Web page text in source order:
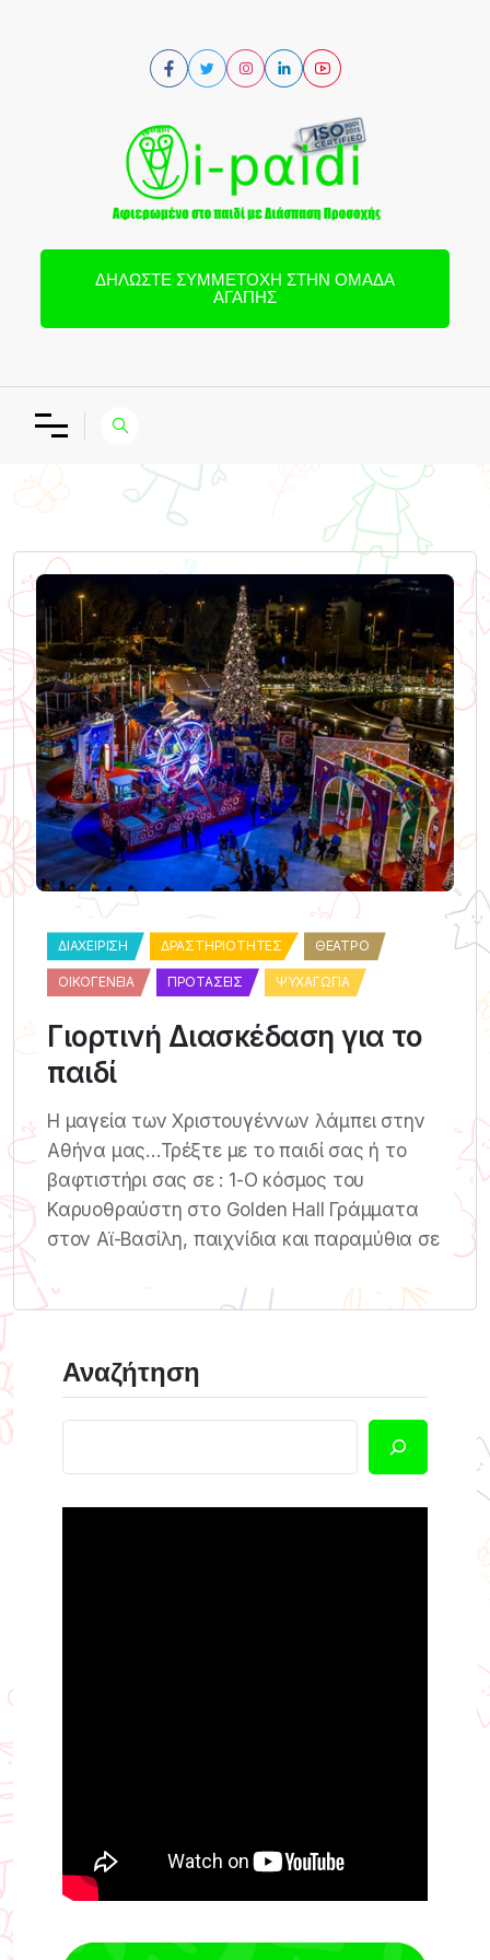
ΔΗΛΏΣΤΕ ΣΥΜΜΕΤΟΧΉ ΣΤΗΝ ΟΜΆΔΑ
ΑΓΆΠΗΣ
ΔΙΑΧΕΊΡΙΣΗ ΔΡΑΣΤΗΡΙΌΤΗΤΕΣ ΘΈΑΤΡΟ
ΟΙΚΟΓΈΝΕΙΑ ΠΡΟΤΆΣΕΙΣ ΨΥΧΑΓΩΓΊΑ
Γιορτινή Διασκέδαση για το
παιδί
Η μαγεία των Χριστουγέννων λάμπει στην
Αθήνα μας…Τρέξτε με το παιδί σας ή το
βαφτιστήρι σας σε : 1-O κόσμος του
Καρυοθραύστη στο Golden Hall Γράμματα
στον Αϊ-Βασίλη, παιχνίδια και παραμύθια σε
Αναζήτηση